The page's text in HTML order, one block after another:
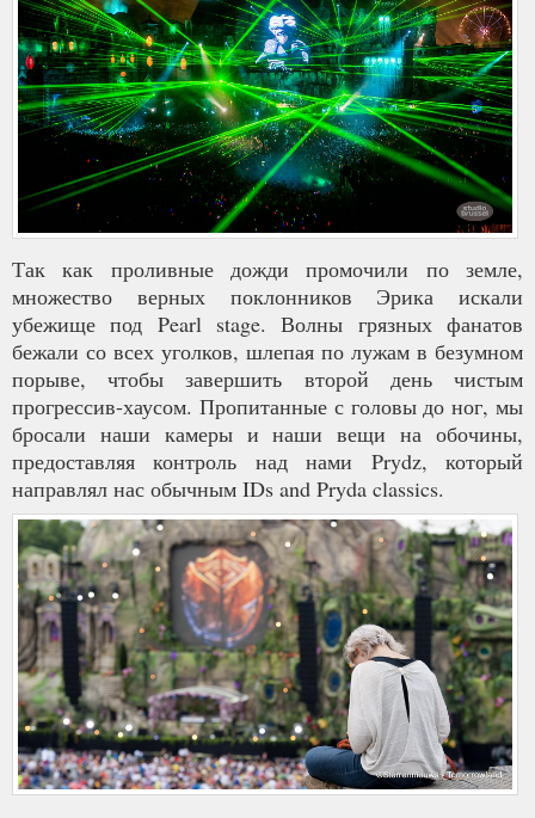
Так как проливные дожди промочили по земле,
множество верных поклонников Эрика искали
убежище под Pearl stage. Волны грязных фанатов
бежали со всех уголков, шлепая по лужам в безумном
порыве, чтобы завершить второй день чистым
прогрессив-хаусом. Пропитанные с головы до ног, мы
бросали наши камеры и наши вещи на обочины,
предоставляя контроль над нами Prydz, который
направлял нас обычным IDs and Pryda classics.